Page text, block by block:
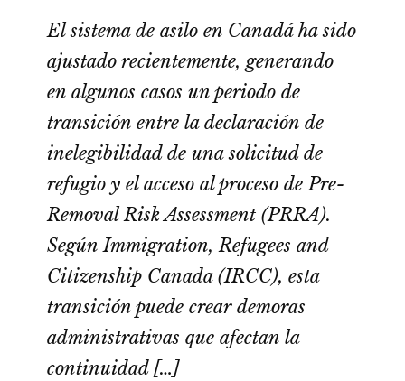
El sistema de asilo en Canadá ha sido
ajustado recientemente, generando
en algunos casos un periodo de
transición entre la declaración de
inelegibilidad de una solicitud de
refugio y el acceso al proceso de Pre-
Removal Risk Assessment (PRRA).
Según Immigration, Refugees and
Citizenship Canada (IRCC), esta
transición puede crear demoras
administrativas que afectan la
continuidad […]